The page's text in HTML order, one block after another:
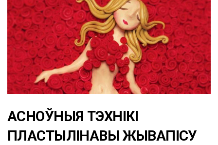
АСНОЎНЫЯ ТЭХНІКІ
ПЛАСТЫЛІНАВЫ ЖЫВАПІСУ